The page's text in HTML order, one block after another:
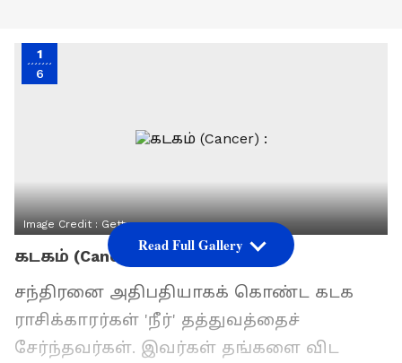
1
6
Image Credit : Getty
கடகம் (Cancer) :
சந்திரனை அதிபதியாகக் கொண்ட கடக
ராசிக்காரர்கள் 'நீர்' தத்துவத்தைச்
சேர்ந்தவர்கள். இவர்கள் தங்களை விட
Read Full Gallery